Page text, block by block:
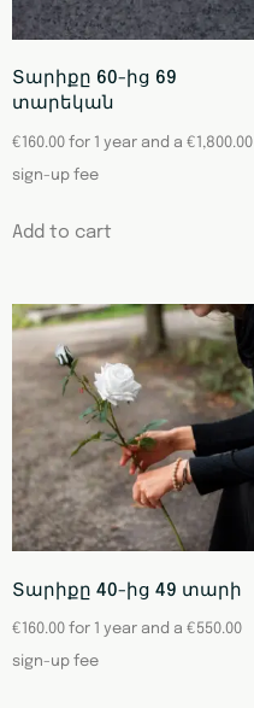
Տարիքը 60-ից 69
տարեկան
€160.00 for 1 year and a €1,800.00
sign-up fee
Add to cart
Տարիքը 40-ից 49 տարի
€ 160.00 for 1 year and a €550.00
sign-up fee